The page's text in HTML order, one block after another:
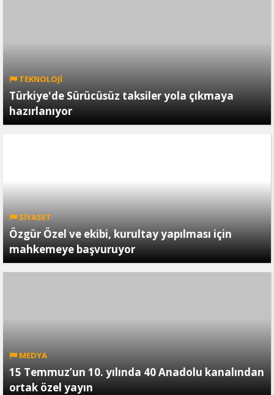
TEKNOLOJİ
Türkiye'de Sürücüsüz taksiler yola çıkmaya
hazırlanıyor
SİYASET
Özgür Özel ve ekibi, kurultay yapılması için
mahkemeye başvuruyor
MEDYA
15 Temmuz’un 10. yılında 40 Anadolu kanalından
ortak özel yayın